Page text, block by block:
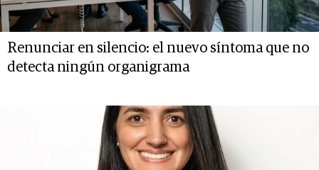
Renunciar en silencio: el nuevo síntoma que no
detecta ningún organigrama